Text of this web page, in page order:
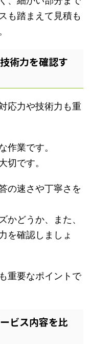
も踏まえて見積も
術力を確認す
応力や技術力も重
作業です。
切です。
の速さや丁寧さを
かどうか、また、
を確認しましょ
重要なポイントで
ビス内容を比